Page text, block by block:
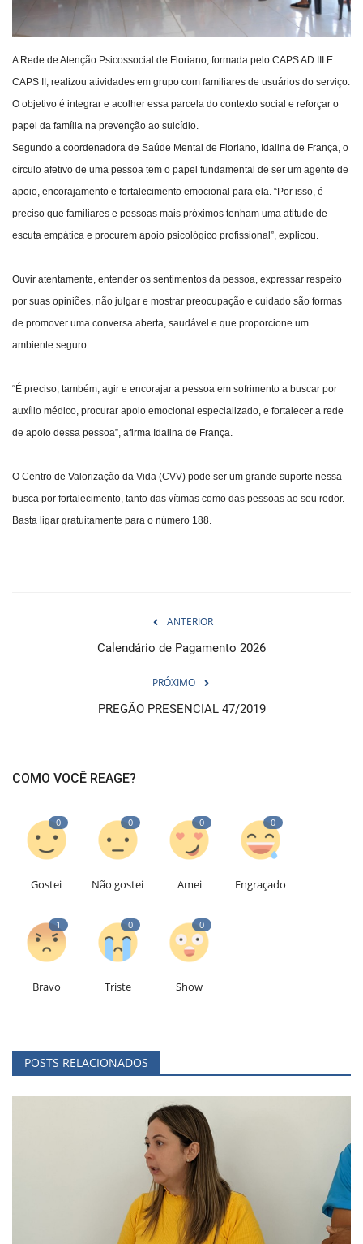
A Rede de Atenção Psicossocial de Floriano, formada pelo CAPS AD III E
CAPS II, realizou atividades em grupo com familiares de usuários do serviço.
O objetivo é integrar e acolher essa parcela do contexto social e reforçar o
papel da família na prevenção ao suicídio.
Segundo a coordenadora de Saúde Mental de Floriano, Idalina de França, o
círculo afetivo de uma pessoa tem o papel fundamental de ser um agente de
apoio, encorajamento e fortalecimento emocional para ela. “Por isso, é
preciso que familiares e pessoas mais próximos tenham uma atitude de
escuta empática e procurem apoio psicológico profissional”, explicou.
Ouvir atentamente, entender os sentimentos da pessoa, expressar respeito
por suas opiniões, não julgar e mostrar preocupação e cuidado são formas
de promover uma conversa aberta, saudável e que proporcione um
ambiente seguro.
“É preciso, também, agir e encorajar a pessoa em sofrimento a buscar por
auxílio médico, procurar apoio emocional especializado, e fortalecer a rede
de apoio dessa pessoa”, afirma Idalina de França.
O Centro de Valorização da Vida (CVV) pode ser um grande suporte nessa
busca por fortalecimento, tanto das vítimas como das pessoas ao seu redor.
Basta ligar gratuitamente para o número 188.
ANTERIOR
Calendário de Pagamento 2026
PRÓXIMO
PREGÃO PRESENCIAL 47/2019
COMO VOCÊ REAGE?
0
Gostei
0
Não gostei
0
Amei
0
Engraçado
1
Bravo
0
Triste
0
Show
POSTS RELACIONADOS